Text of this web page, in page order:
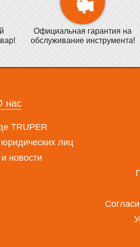
Официальная гарантия на
обслуживание инструмента!
нас
TRUPER
лиц
новости